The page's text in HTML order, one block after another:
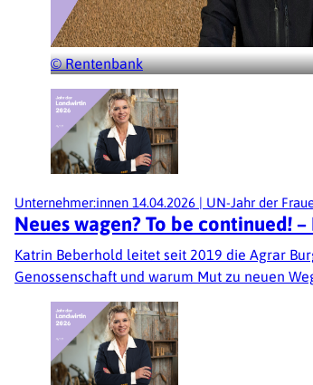
© Rentenbank
Unternehmer:innen 14.04.2026 | UN-Jahr der
Neues wagen? To be continued!
Katrin Beberhold leitet seit 2019 die Agrar
Genossenschaft und warum Mut zu neuen